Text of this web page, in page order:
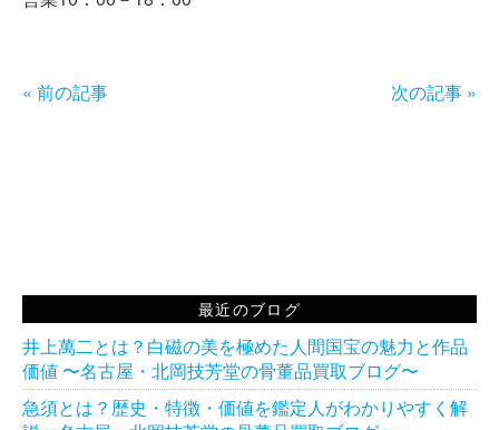
« 前の記事 次の記事 »
最近のブログ
井上萬二とは？白磁の美を極めた人間国宝の魅力と作品
価値 〜名古屋・北岡技芳堂の骨董品買取ブログ〜
急須とは？歴史・特徴・価値を鑑定人がわかりやすく解